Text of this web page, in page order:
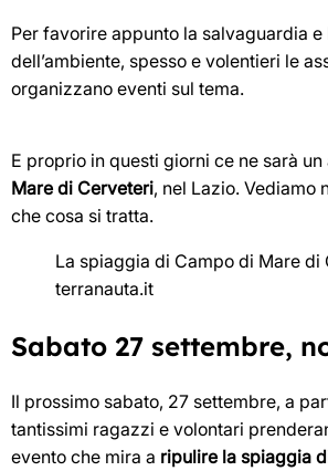
Per favorire appunto la salvaguardia e
dell’ambiente, spesso e volentieri le
organizzano eventi sul tema.
E proprio in questi giorni ce ne sarà un
Mare di Cerveteri, nel Lazio. Vediamo
che cosa si tratta.
La spiaggia di Campo di Mare
terranauta.it
Sabato 27 settembre,
Il prossimo sabato, 27 settembre, a
tantissimi ragazzi e volontari
evento che mira a ripulire la spiaggia